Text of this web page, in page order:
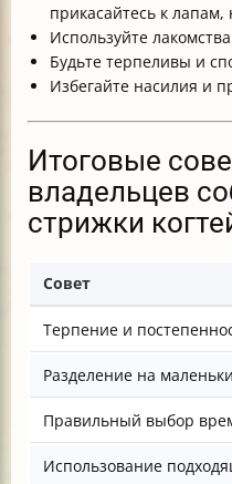
прикасайтесь к лапам,
Используйте
Будьте терпеливы и
Избегайте насилия и
Итоговые
владельцев
стрижки
Совет
Терпение и
Разделение на
Правильный выбор
Использование